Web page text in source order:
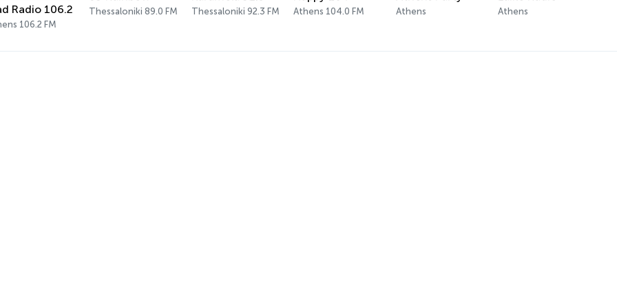
Radio 106.2
106.2 FM
Thessaloniki 89.0 FM Thessaloniki 92.3 FM Athens 104.0 FM Athens Athens